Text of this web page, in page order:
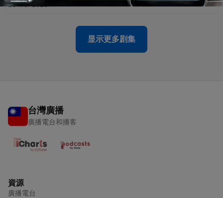
23 Mar 2026
显示更多剧集
台灣廣播
廣播電台和播客
資源
廣播電台